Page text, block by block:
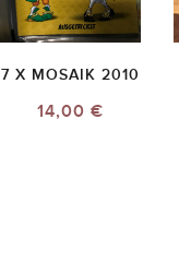
7 X MOSAIK 2010
14,00 €